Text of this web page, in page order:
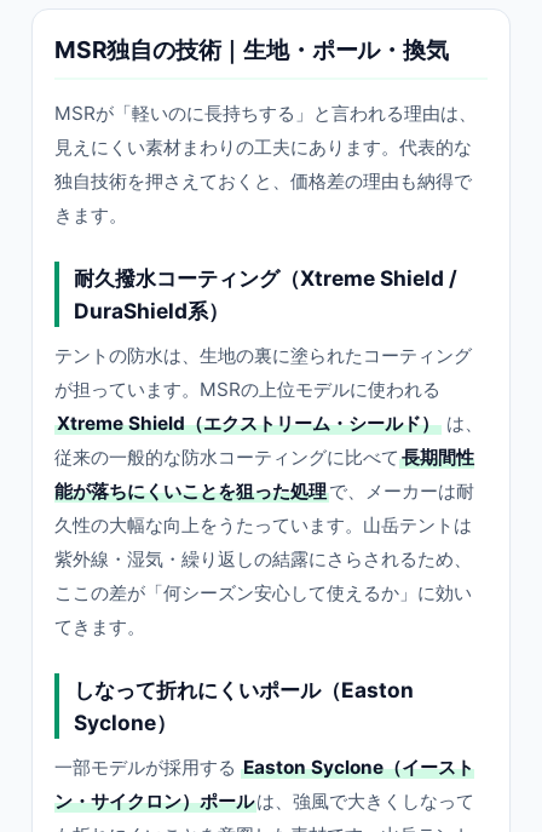
MSR独自の技術｜生地・ポール・換気
MSRが「軽いのに長持ちする」と言われる理由は、
見えにくい素材まわりの工夫にあります。代表的な
独自技術を押さえておくと、価格差の理由も納得で
きます。
耐久撥水コーティング（Xtreme Shield /
DuraShield系）
テントの防水は、生地の裏に塗られたコーティング
が担っています。MSRの上位モデルに使われる
Xtreme Shield（エクストリーム・シールド） は、
従来の一般的な防水コーティングに比べて 長期間性
能が落ちにくいことを狙った処理で、メーカーは耐
久性の大幅な向上をうたっています。山岳テントは
紫外線・湿気・繰り返しの結露にさらされるため、
ここの差が「何シーズン安心して使えるか」に効い
てきます。
しなって折れにくいポール（Easton
Syclone）
一部モデルが採用する Easton Syclone（イースト
ン・サイクロン）ポールは、強風で大きくしなって